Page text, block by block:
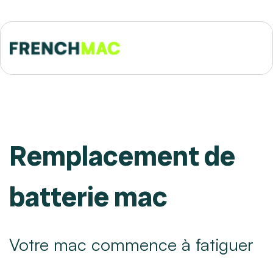
Remplacement de
batterie mac
Votre mac commence à fatiguer